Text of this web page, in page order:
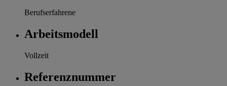
Berufserfahrene
Arbeitsmodell
Vollzeit
Referenznummer